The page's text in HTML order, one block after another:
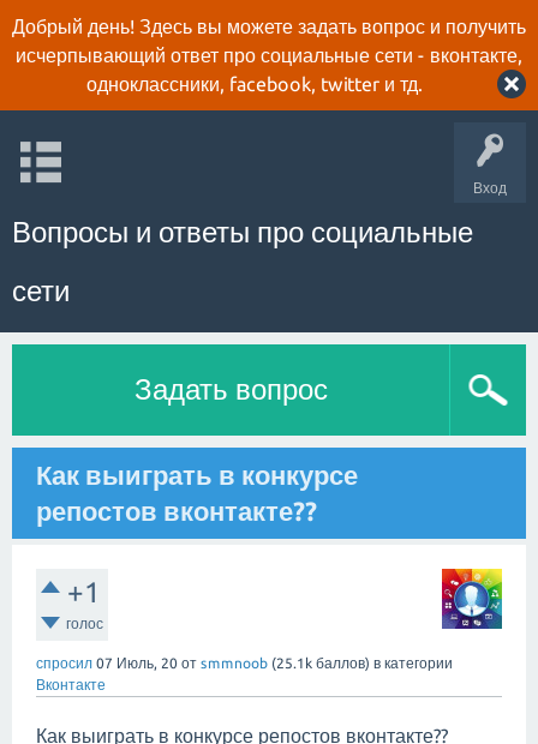
Добрый день! Здесь вы можете задать вопрос и получить
исчерпывающий ответ про социальные сети - вконтакте,
одноклассники, facebook, twitter и тд.
Вход
Вопросы и ответы про социальные
сети
Задать вопрос
Как выиграть в конкурсе
репостов вконтакте??
+1
голос
спросил 07 Июль, 20 от smmnoob (25.1k баллов) в категории
Вконтакте
Как выиграть в конкурсе репостов вконтакте??